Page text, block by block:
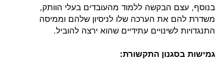
בנוסף, עצם הבקשה ללמוד מהעובדים בעלי הוותק,
משדרת להם את הערכה שלו לניסיון שלהם וממיסה
התנגדויות לשינויים עתידיים שהוא ירצה להוביל.
גמישות בסגנון התקשורת: